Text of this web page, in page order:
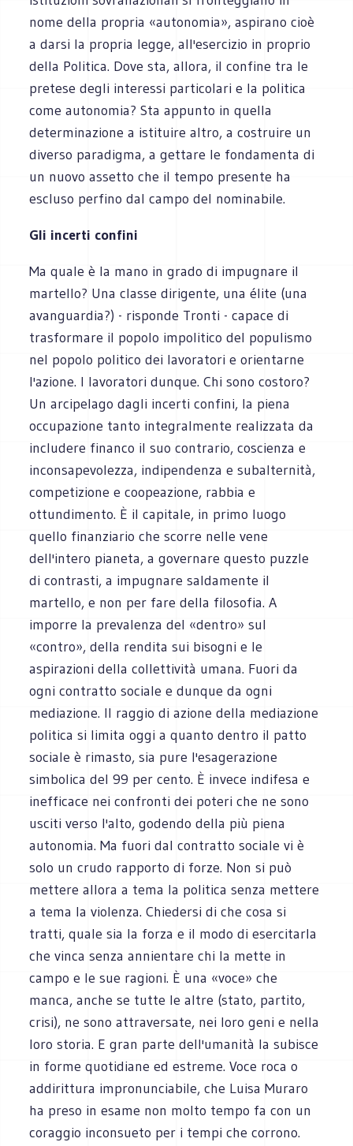
nome della propria «autonomia», aspirano cioè
a darsi la propria legge, all'esercizio in proprio
della Politica. Dove sta, allora, il confine tra le
pretese degli interessi particolari e la politica
come autonomia? Sta appunto in quella
determinazione a istituire altro, a costruire un
diverso paradigma, a gettare le fondamenta di
un nuovo assetto che il tempo presente ha
escluso perfino dal campo del nominabile.
Gli incerti confini
Ma quale è la mano in grado di impugnare il
martello? Una classe dirigente, una élite (una
avanguardia?) - risponde Tronti - capace di
trasformare il popolo impolitico del populismo
nel popolo politico dei lavoratori e orientarne
l'azione. I lavoratori dunque. Chi sono costoro?
Un arcipelago dagli incerti confini, la piena
occupazione tanto integralmente realizzata da
includere financo il suo contrario, coscienza e
inconsapevolezza, indipendenza e subalternità,
competizione e coopeazione, rabbia e
ottundimento. È il capitale, in primo luogo
quello finanziario che scorre nelle vene
dell'intero pianeta, a governare questo puzzle
di contrasti, a impugnare saldamente il
martello, e non per fare della filosofia. A
imporre la prevalenza del «dentro» sul
«contro», della rendita sui bisogni e le
aspirazioni della collettività umana. Fuori da
ogni contratto sociale e dunque da ogni
mediazione. Il raggio di azione della mediazione
politica si limita oggi a quanto dentro il patto
sociale è rimasto, sia pure l'esagerazione
simbolica del 99 per cento. È invece indifesa e
inefficace nei confronti dei poteri che ne sono
usciti verso l'alto, godendo della più piena
autonomia. Ma fuori dal contratto sociale vi è
solo un crudo rapporto di forze. Non si può
mettere allora a tema la politica senza mettere
a tema la violenza. Chiedersi di che cosa si
tratti, quale sia la forza e il modo di esercitarla
che vinca senza annientare chi la mette in
campo e le sue ragioni. È una «voce» che
manca, anche se tutte le altre (stato, partito,
crisi), ne sono attraversate, nei loro geni e nella
loro storia. E gran parte dell'umanità la subisce
in forme quotidiane ed estreme. Voce roca o
addirittura impronunciabile, che Luisa Muraro
ha preso in esame non molto tempo fa con un
coraggio inconsueto per i tempi che corrono.